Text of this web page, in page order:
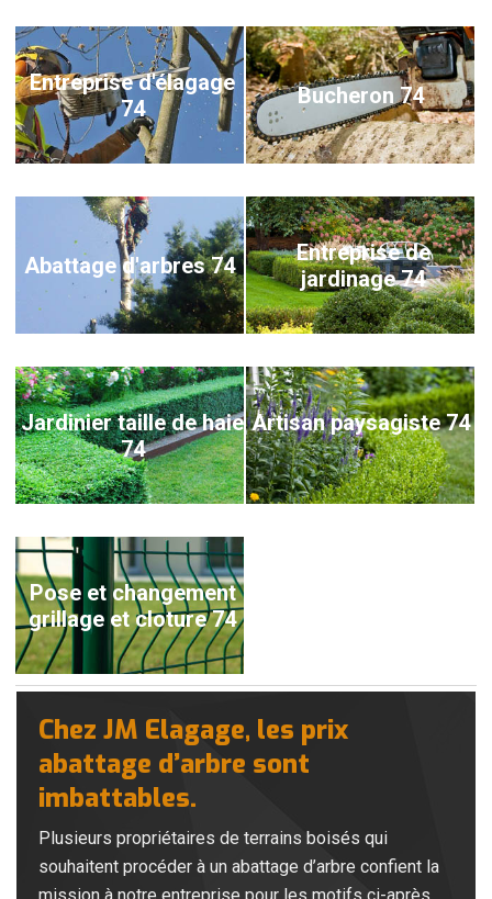
Entreprise d'élagage
74
Bucheron 74
Abattage d'arbres 74
Entreprise de
jardinage 74
Jardinier taille de haie
74
Artisan paysagiste 74
Pose et changement
grillage et cloture 74
Chez JM Elagage, les prix
abattage d’arbre sont
imbattables.
Plusieurs propriétaires de terrains boisés qui
souhaitent procéder à un abattage d’arbre confient la